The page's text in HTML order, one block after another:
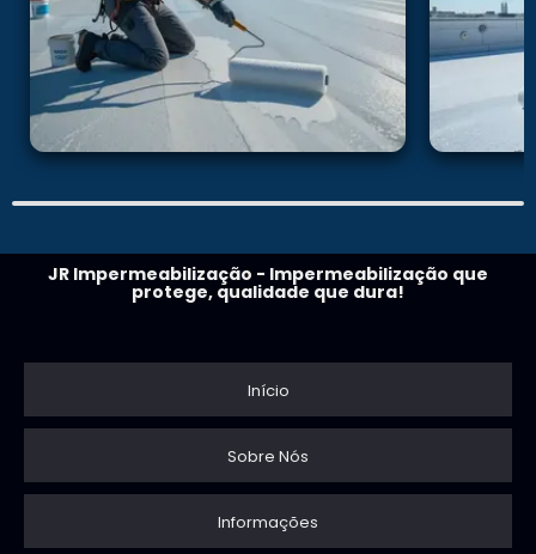
JR Impermeabilização - Impermeabilização que
protege, qualidade que dura!
Início
Sobre Nós
Informações